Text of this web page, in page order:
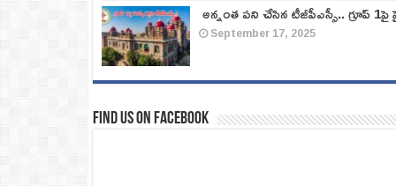
అన్నంత పని చేసిన టీజీపీఎస్సీ.. గ్రూప్‌
September 17, 2025
Find us on Facebook